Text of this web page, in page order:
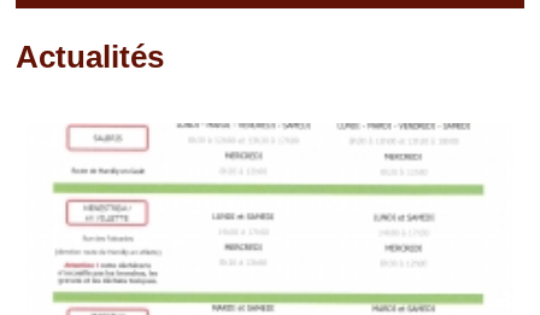
Actualités
Pages